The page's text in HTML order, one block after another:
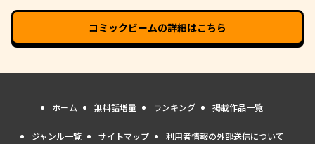
コミックビームの詳細はこちら
ホーム 無料話増量 ランキング 掲載作品一覧
ジャンル一覧 サイトマップ 利用者情報の外部送信について